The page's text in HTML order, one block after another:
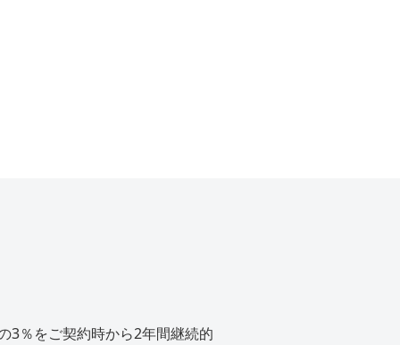
3％をご契約時から2年間継続的